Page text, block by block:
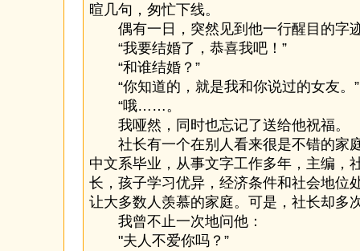
暄几句，匆忙下线。
偶有一日，突然见到他一行醒目的字
“我要结婚了，恭喜我吧！”
“和谁结婚？”
“你知道的，就是我和你说过的女友。”
“哦……。
我哑然，同时也忘记了送给他祝福。
社长有一个在别人看来很是不错的家
中文系毕业，从事文字工作多年，主编，
长，孩子学习优异，经济条件和社会地位
让大多数人羡慕的家庭。可是，社长却多
我曾不止一次地问他：
"夫人不爱你吗？”